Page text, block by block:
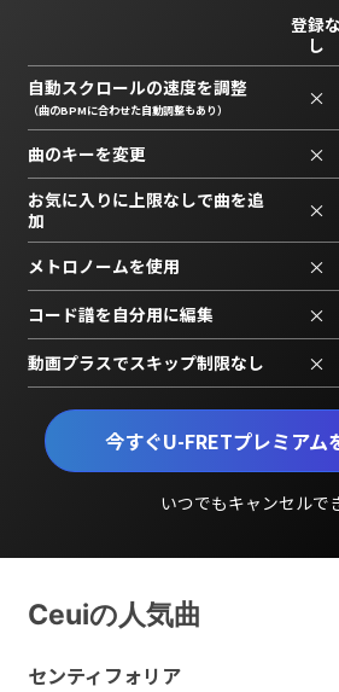
今すぐU-FRETプレミアム
いつでもキャンセルで
登録な
し
自動スクロールの速度を調整
（曲のBPMに合わせた自動調整もあり） ×
曲のキーを変更 ×
お気に入りに上限なしで曲を追
加
×
メトロノームを使用 ×
コード譜を自分用に編集 ×
動画プラスでスキップ制限なし ×
Ceuiの人気曲
センティフォリア